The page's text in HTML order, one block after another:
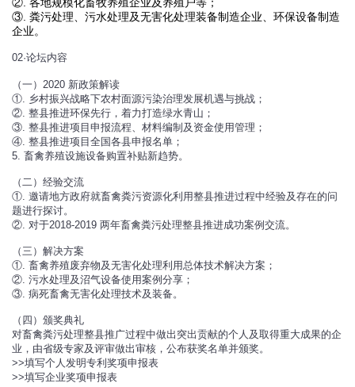
②. 各地规模化畜牧养殖企业及养殖户等；
③. 粪污处理、污水处理及无害化处理装备制造企业、环保设备制造
企业。
02·论坛内容
（一）2020 新政策解读
①. 乡村振兴战略下农村面源污染治理发展机遇与挑战；
②. 整县推进环保先行，着力打造绿水青山；
③. 整县推进项目申报流程、材料编制及资金使用管理；
④. 整县推进项目全国各县申报名单；
5. 畜禽养殖设施设备购置补贴新趋势。
（二）经验交流
①. 邀请地方政府就畜禽粪污资源化利用整县推进过程中经验及存在的问
题进行探讨。
②. 对于2018-2019 两年畜禽粪污处理整县推进成功案例交流。
（三）解决方案
①. 畜禽养殖废弃物及无害化处理利用总体技术解决方案；
②. 污水处理及沼气设备使用案例分享；
③. 病死畜禽无害化处理技术及装备。
（四）颁奖典礼
对畜禽粪污处理整县推广过程中做出突出贡献的个人及取得重大成果的企
业，由省级专家及评审做出审核，公布获奖名单并颁奖。
>>填写个人发明专利奖项申报表
>>填写企业奖项申报表